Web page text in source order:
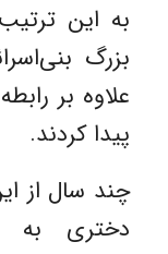
به این
بزرگ
علاوه بر
پیدا کردند.
چند سال از
دختری به